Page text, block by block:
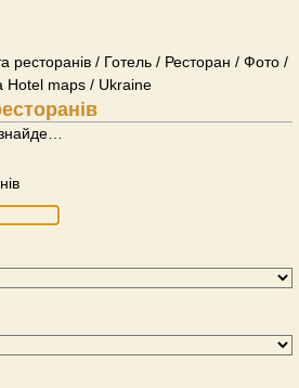
ресторанів / Готель / Ресторан / Фото /
Hotel maps / Ukraine